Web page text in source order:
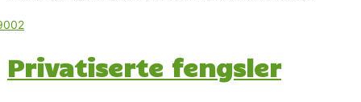
Privatiserte fengsler